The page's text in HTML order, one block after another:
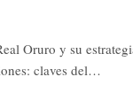
Oruro y su
claves del…